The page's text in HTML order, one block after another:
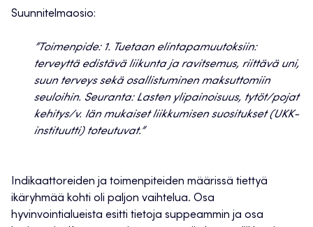
Suunnitelmaosio:
”Toimenpide: 1. Tuetaan elintapamuutoksiin:
terveyttä edistävä liikunta ja ravitsemus, riittävä uni,
suun terveys sekä osallistuminen maksuttomiin
seuloihin. Seuranta: Lasten ylipainoisuus, tytöt/pojat
kehitys/v. Iän mukaiset liikkumisen suositukset (UKK-
instituutti) toteutuvat.”
Indikaattoreiden ja toimenpiteiden määrissä tiettyä
ikäryhmää kohti oli paljon vaihtelua. Osa
hyvinvointialueista esitti tietoja suppeammin ja osa